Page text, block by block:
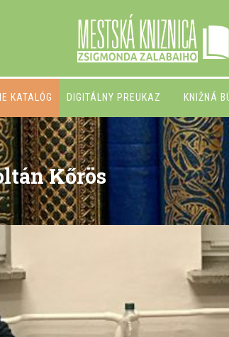
KATALÓG DIGITÁLNY PREUKAZ KNIŽNÁ
Kőrös